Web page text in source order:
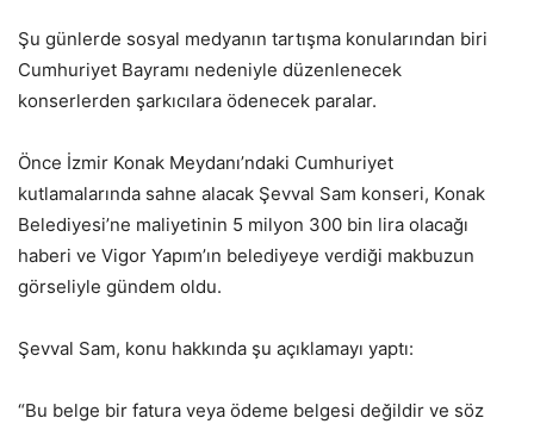
Şu günlerde sosyal medyanın tartışma konularından biri
Cumhuriyet Bayramı nedeniyle düzenlenecek
konserlerden şarkıcılara ödenecek paralar.
Önce İzmir Konak Meydanı’ndaki Cumhuriyet
kutlamalarında sahne alacak Şevval Sam konseri, Konak
Belediyesi’ne maliyetinin 5 milyon 300 bin lira olacağı
haberi ve Vigor Yapım’ın belediyeye verdiği makbuzun
görseliyle gündem oldu.
Şevval Sam, konu hakkında şu açıklamayı yaptı:
“Bu belge bir fatura veya ödeme belgesi değildir ve söz